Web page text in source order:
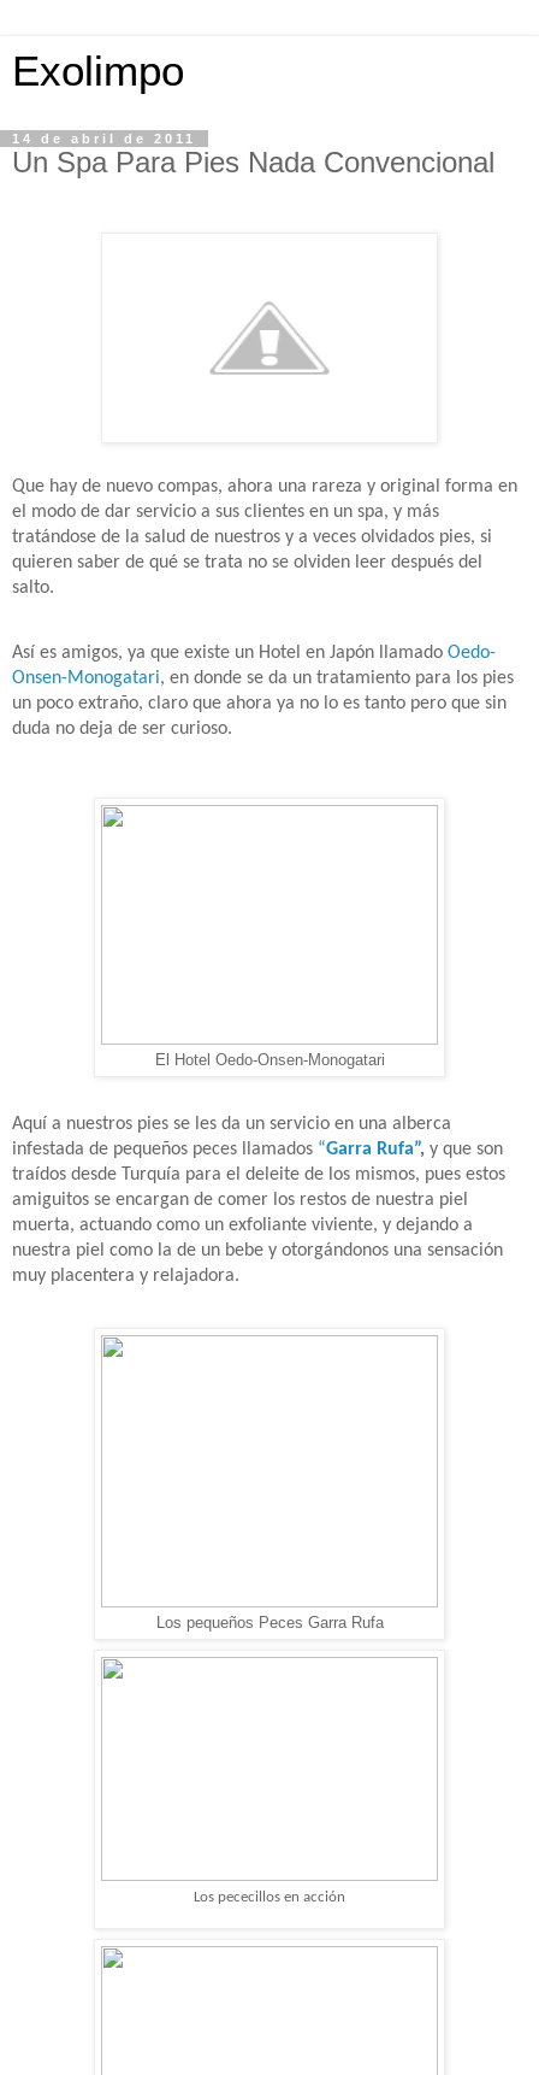
Exolimpo
14 de abril de 2011
Un Spa Para Pies Nada Convencional
Que hay de nuevo compas, ahora una rareza y original forma en
el modo de dar servicio a sus clientes en un spa, y más
tratándose de la salud de nuestros y a veces olvidados pies, si
quieren saber de qué se trata no se olviden leer después del
salto.
Así es amigos, ya que existe un Hotel en Japón llamado Oedo-
Onsen-Monogatari, en donde se da un tratamiento para los pies
un poco extraño, claro que ahora ya no lo es tanto pero que sin
duda no deja de ser curioso.
El Hotel Oedo-Onsen-Monogatari
Aquí a nuestros pies se les da un servicio en una alberca
infestada de pequeños peces llamados “Garra Rufa”, y que son
traídos desde Turquía para el deleite de los mismos, pues estos
amiguitos se encargan de comer los restos de nuestra piel
muerta, actuando como un exfoliante viviente, y dejando a
nuestra piel como la de un bebe y otorgándonos una sensación
muy placentera y relajadora.
Los pequeños Peces Garra Rufa
Los pececillos en acción